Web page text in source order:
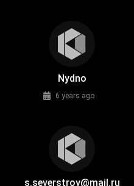
Nydno
6 years ago
s.severstroy@mail.ru